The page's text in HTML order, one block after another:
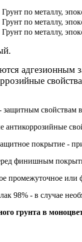
Грунт по металлу,
Грунт по металлу,
Грунт по металлу,
адгезионным
свойствам
антикоррозийные
покрытие -
финишным
промежуточное
98% - в случае
грунта в